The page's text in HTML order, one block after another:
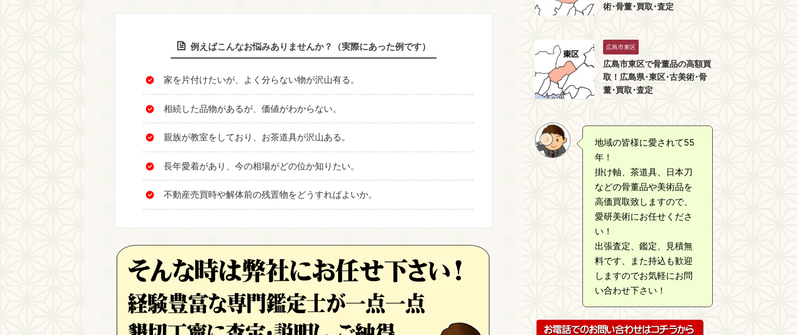
例えばこんなお悩みありませんか？（実際にあった例です）
家を片付けたいが、よく分らない物が沢山有る。
相続した品物があるが、価値がわからない。
親族が教室をしており、お茶道具が沢山ある。
長年愛着があり、今の相場がどの位か知りたい。
不動産売買時や解体前の残置物をどうすればよいか。
術･骨董･買取･査定
広島市東区
広島市東区で骨董品の高額買
取！広島県･東区･古美術･骨
董･買取･査定
地域の皆様に愛されて55
年！
掛け軸、茶道具、日本刀
などの骨董品や美術品を
高価買取致しますので、
愛研美術にお任せくださ
い！
出張査定、鑑定、見積無
料です、また持込も歓迎
しますのでお気軽にお問
い合わせ下さい！